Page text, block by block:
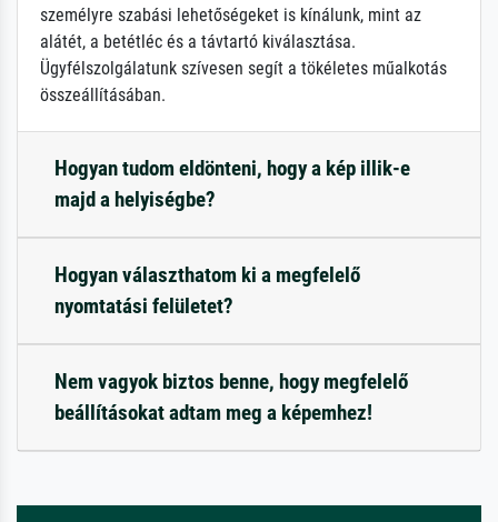
személyre szabási lehetőségeket is kínálunk, mint az
alátét, a betétléc és a távtartó kiválasztása.
Ügyfélszolgálatunk szívesen segít a tökéletes műalkotás
összeállításában.
Hogyan tudom eldönteni, hogy a kép illik-e
majd a helyiségbe?
Hogyan választhatom ki a megfelelő
nyomtatási felületet?
Nem vagyok biztos benne, hogy megfelelő
beállításokat adtam meg a képemhez!